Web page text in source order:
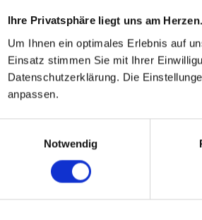
Ihre Privatsphäre liegt uns am Herzen.
Um Ihnen ein optimales Erlebnis auf
Einsatz stimmen Sie mit Ihrer
Datenschutzerklärung. Die
anpassen.
Notwendig
Kiev